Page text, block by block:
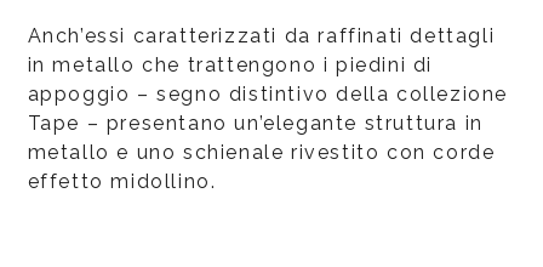
Anch’essi caratterizzati da raffinati dettagli
in metallo che trattengono i piedini di
appoggio – segno distintivo della collezione
Tape – presentano un’elegante struttura in
metallo e uno schienale rivestito con corde
effetto midollino.